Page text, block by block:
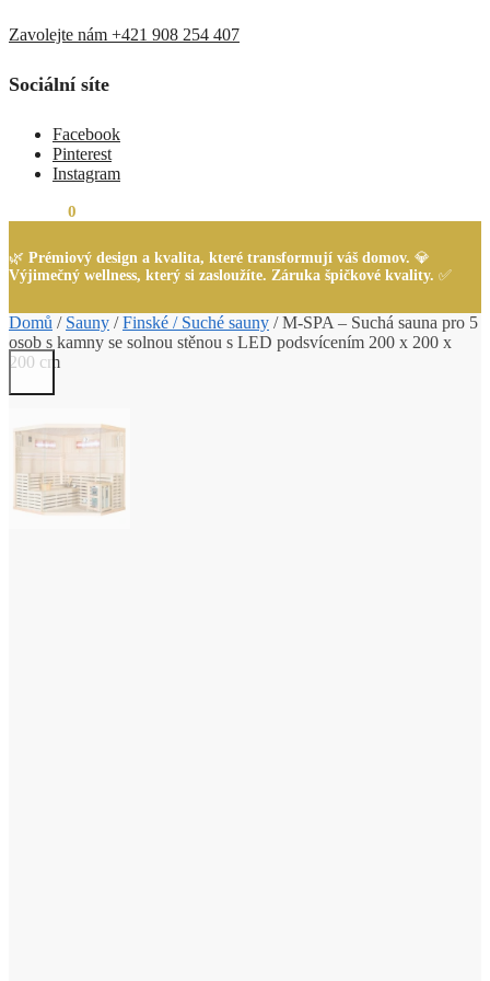
Zavolejte nám +421 908 254 407
Sociální síte
Facebook
Pinterest
Instagram
0
🌿 Prémiový design a kvalita, které transformují váš domov. 💎
Výjimečný wellness, který si zasloužíte. Záruka špičkové kvality. ✅
Domů / Sauny /Finské / Suché sauny /M-SPA – Suchá sauna pro 5
osob s kamny se solnou stěnou s LED podsvícením 200 x 200 x
200 cm